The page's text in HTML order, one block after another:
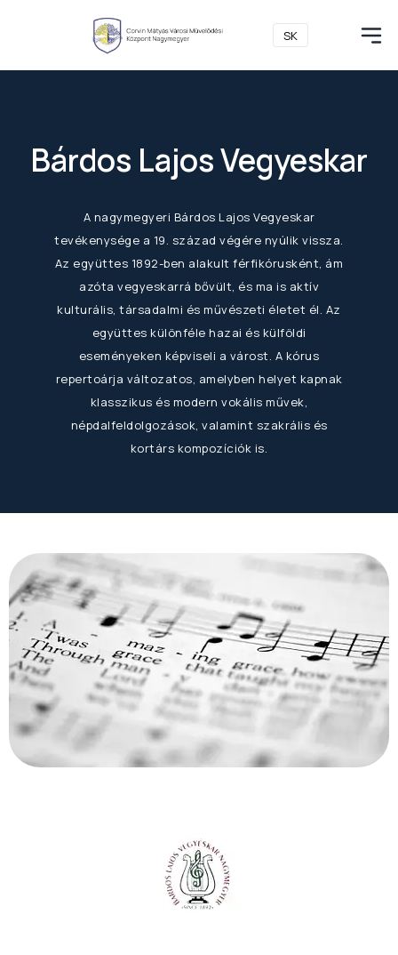
SK
Bárdos Lajos Vegyeskar
A nagymegyeri Bárdos Lajos Vegyeskar
tevékenysége a 19. század végére nyúlik vissza.
Az együttes 1892-ben alakult férfikórusként, ám
azóta vegyeskarrá bővült, és ma is aktív
kulturális, társadalmi és művészeti életet él. Az
együttes különféle hazai és külföldi
eseményeken képviseli a várost. A kórus
repertoárja változatos, amelyben helyet kapnak
klasszikus és modern vokális művek,
népdalfeldolgozások, valamint szakrális és
kortárs kompozíciók is.